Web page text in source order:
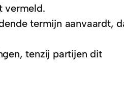
vermeld.
termijn aanvaardt,
tenzij partijen dit